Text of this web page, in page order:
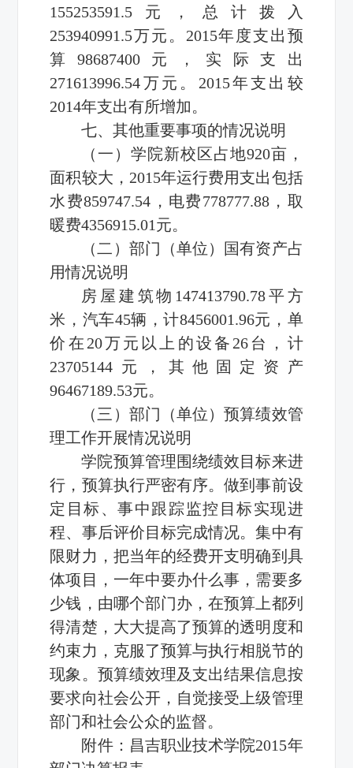
155253591.5元，总计拨入
253940991.5万元。2015年度支出预
算98687400元，实际支出
271613996.54万元。2015年支出较
2014年支出有所增加。
七、其他重要事项的情况说明
（一）学院新校区占地920亩，
面积较大，2015年运行费用支出包括
水费859747.54，电费778777.88，取
暖费4356915.01元。
（二）部门（单位）国有资产占
用情况说明
房屋建筑物147413790.78平方
米，汽车45辆，计8456001.96元，单
价在20万元以上的设备26台，计
23705144元，其他固定资产
96467189.53元。
（三）部门（单位）预算绩效管
理工作开展情况说明
学院预算管理围绕绩效目标来进
行，预算执行严密有序。做到事前设
定目标、事中跟踪监控目标实现进
程、事后评价目标完成情况。集中有
限财力，把当年的经费开支明确到具
体项目，一年中要办什么事，需要多
少钱，由哪个部门办，在预算上都列
得清楚，大大提高了预算的透明度和
约束力，克服了预算与执行相脱节的
现象。预算绩效理及支出结果信息按
要求向社会公开，自觉接受上级管理
部门和社会公众的监督。
附件： 昌吉职业技术学院2015年